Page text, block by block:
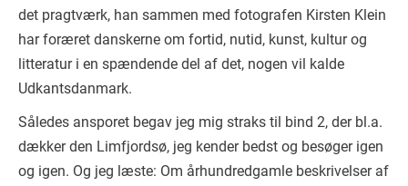
det pragtværk, han sammen med fotografen Kirsten Klein
har foræret danskerne om fortid, nutid, kunst, kultur og
litteratur i en spændende del af det, nogen vil kalde
Udkantsdanmark.
Således ansporet begav jeg mig straks til bind 2, der bl.a.
dækker den Limfjordsø, jeg kender bedst og besøger igen
og igen. Og jeg læste: Om århundredgamle beskrivelser af